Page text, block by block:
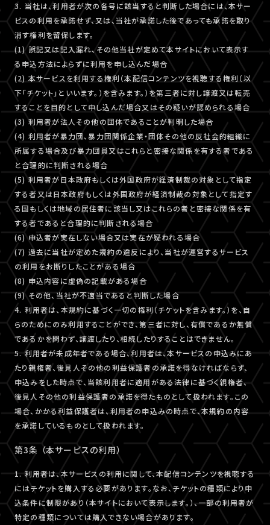
3. 当社は、利用者が次の各号に該当すると判断した場合には、本サー
ビスの利用を承諾せず、又は、当社が承諾した後であっても承諾を取り
消す権利を留保します。
(1) 誤記又は記入漏れ、その他当社が定めて本サイトにおいて表示す
る申込方法によらずに利用を申し込んだ場合
(2) 本サービスを利用する権利（本配信コンテンツを視聴する権利（以
下「チケット」といいます。）を含みます。）を第三者に対し譲渡又は転売
することを目的として申し込んだ場合又はその疑いが認められる場合
(3) 利用者が法人その他の団体であることが判明した場合
(4) 利用者が暴力団、暴力団関係企業・団体その他の反社会的組織に
所属する場合及び暴力団員又はこれらと密接な関係を有する者である
と合理的に判断される場合
(5) 利用者が日本政府もしくは外国政府が経済制裁の対象として指定
する者又は日本政府もしくは外国政府が経済制裁の対象として指定す
る国もしくは地域の居住者に該当し又はこれらの者と密接な関係を有
する者であると合理的に判断される場合
(6) 申込者が実在しない場合又は実在が疑われる場合
(7) 過去に当社が定めた規約の違反により、当社が運営するサービス
の利用をお断りしたことがある場合
(8) 申込内容に虚偽の記載がある場合
(9) その他、当社が不適当であると判断した場合
4. 利用者は、本規約に基づく一切の権利（チケットを含みます。）を、自
らのためにのみ利用することができ、第三者に対し、有償であるか無償
であるかを問わず、譲渡したり、相続したりすることはできません。
5. 利用者が未成年者である場合、利用者は、本サービスの申込みにあ
たり親権者、後見人その他の利益保護者の承諾を得なければならず、
申込みをした時点で、当該利用者に適用がある法律に基づく親権者、
後見人その他の利益保護者の承諾を得たものとして扱われます。この
場合、かかる利益保護者は、利用者の申込みの時点で、本規約の内容
を承諾しているものとして扱われます。
第3条 （本サービスの利用）
1. 利用者は、本サービスの利用に関して、本配信コンテンツを視聴する
にはチケットを購入する必要があります。なお、チケットの種類により申
込条件に制限があり（本サイトにおいて表示します。）、一部の利用者が
特定の種類については購入できない場合があります。